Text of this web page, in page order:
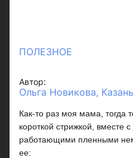
ПОЛЕЗНОЕ
Автор:
Ольга Новикова, Казань
Как-то раз моя мама, тогда
короткой стрижкой, вместе
работающими пленными
ее: